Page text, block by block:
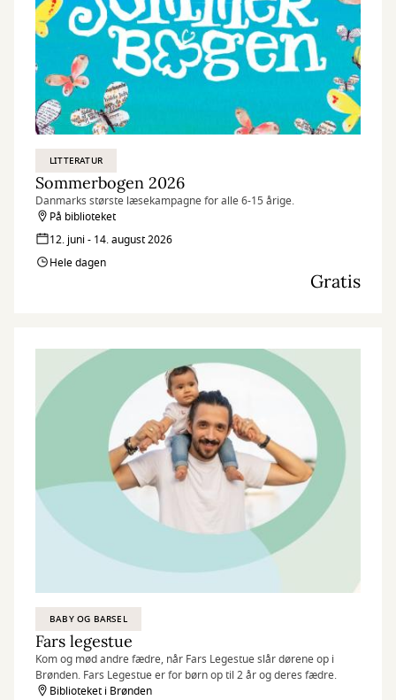
LITTERATUR
Sommerbogen 2026
Danmarks største læsekampagne for alle 6-15 årige.
På biblioteket
12. juni - 14. august 2026
Hele dagen
Gratis
BABY OG BARSEL
Fars legestue
Kom og mød andre fædre, når Fars Legestue slår dørene op i
Brønden. Fars Legestue er for børn op til 2 år og deres fædre.
Biblioteket i Brønden